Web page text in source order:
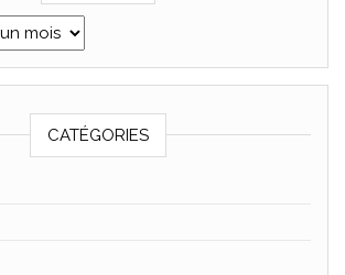
CATÉGORIES